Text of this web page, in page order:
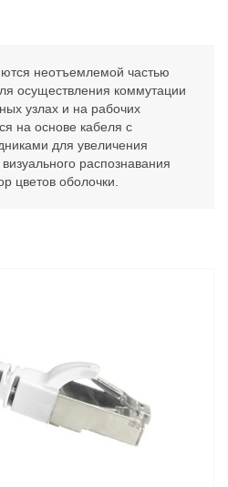
неотъемлемой частью
осуществления коммутации
узлах и на рабочих
на основе кабеля с
для увеличения
распознавания
цветов оболочки.